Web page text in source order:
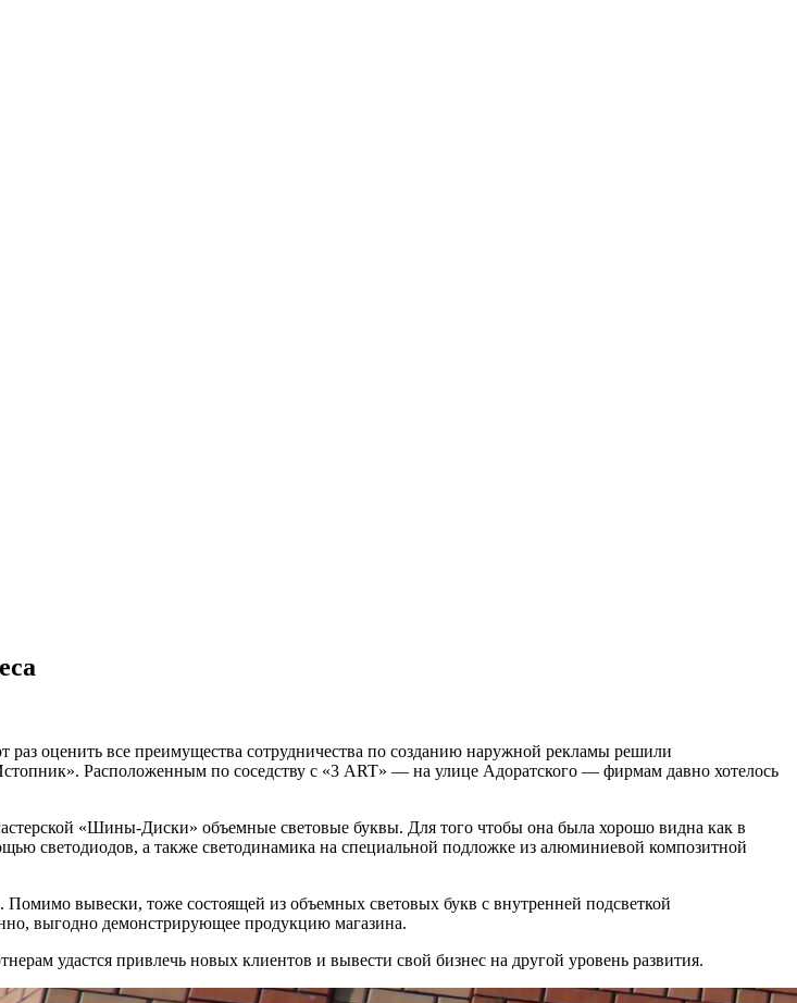
оценить все преимущества сотрудничества по созданию наружной рекламы решили
Расположенным по соседству с «3 ART» — на улице Адоратского — фирмам давно хотелось
«Шины-Диски» объемные световые буквы. Для того чтобы она была хорошо видна как в
светодиодов, а также светодинамика на специальной подложке из алюминиевой композитной
вывески, тоже состоящей из объемных световых букв с внутренней подсветкой
выгодно демонстрирующее продукцию магазина.
удастся привлечь новых клиентов и вывести свой бизнес на другой уровень развития.